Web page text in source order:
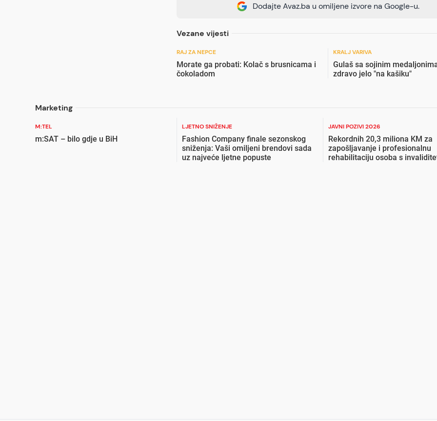
Dodajte Avaz.ba u omiljene izvore na Google-u.
Vezane vijesti
RAJ ZA NEPCE
Morate ga probati: Kolač s brusnicama i
čokoladom
KRALJ VARIVA
Gulaš sa sojinim
zdravo jelo "na kašiku"
Marketing
M:TEL
m:SAT – bilo gdje u BiH
LJETNO SNIŽENJE
Fashion Company finale sezonskog
sniženja: Vaši omiljeni brendovi sada
uz najveće ljetne popuste
JAVNI POZIVI 2026
Rekordnih 20,3 miliona KM za
zapošljavanje i profesionalnu
rehabilitaciju osoba s